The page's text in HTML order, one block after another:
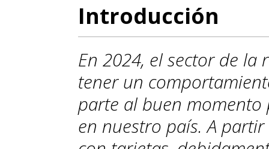
Introducción
En 2024, el sector de la
tener un
parte al buen
en nuestro país. A